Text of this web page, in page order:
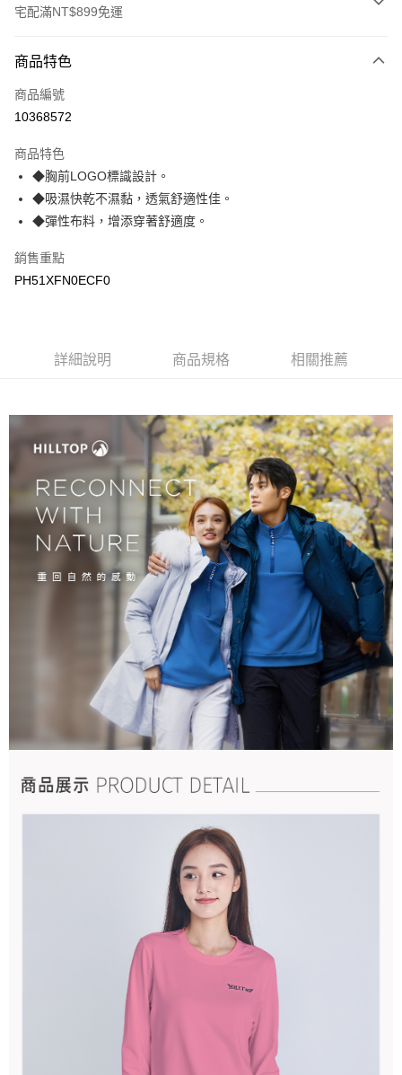
宅配滿NT$899免運
信用卡一次付款
LINE Pay
悠遊付
Google Pay
運送方式
宅配
每筆NT$399，滿NT$18,000(含以上)免運費
商品特色
商品編號
10368572
商品特色
◆胸前LOGO標識設計。
◆吸濕快乾不濕黏，透氣舒適性佳。
◆彈性布料，增添穿著舒適度。
銷售重點
PH51XFN0ECF0
詳細說明 商品規格 相關推薦